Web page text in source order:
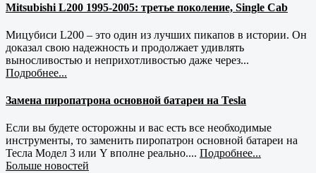
Mitsubishi L200 1995-2005: третье поколение, Single Cab
Мицубиси L200 – это один из лучших пикапов в истории. Он
доказал свою надежность и продолжает удивлять
выносливостью и неприхотливостью даже через...
Подробнее...
Замена пиропатрона основной батареи на Tesla
Если вы будете осторожны и вас есть все необходимые
инструменты, то заменить пиропатрон основной батареи на
Тесла Модел 3 или Y вполне реально.... Подробнее...
Больше новостей